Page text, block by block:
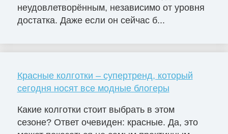
неудовлетворённым, независимо от уровня
достатка. Даже если он сейчас б...
Красные колготки – супертренд, который
сегодня носят все модные блогеры
Какие колготки стоит выбрать в этом
сезоне? Ответ очевиден: красные. Да, это